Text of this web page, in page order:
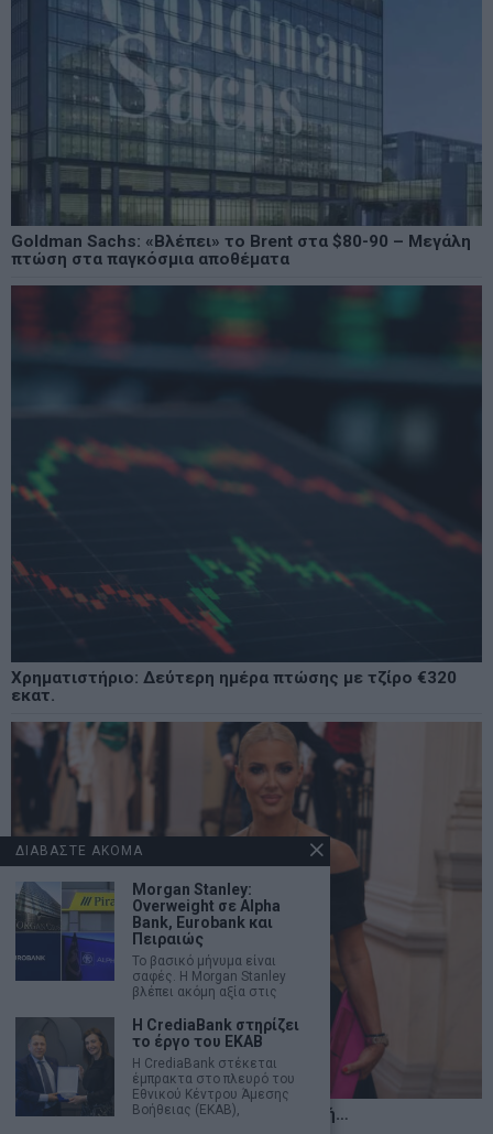
Goldman Sachs: «Βλέπει» το Brent στα $80-90 – Μεγάλη
πτώση στα παγκόσμια αποθέματα
Χρηματιστήριο: Δεύτερη ημέρα πτώσης με τζίρο €320
εκατ.
Η αληθινή παιδεία ξεκινά από την ψυχή…
ΔΙΑΒΑΣΤΕ ΑΚΟΜΑ
Morgan Stanley:
Overweight σε Alpha
Bank, Eurobank και
Πειραιώς
Το βασικό μήνυμα είναι
σαφές. Η Morgan Stanley
βλέπει ακόμη αξία στις
Η CrediaBank στηρίζει
το έργο του ΕΚΑΒ
Η CrediaBank στέκεται
έμπρακτα στο πλευρό του
Εθνικού Κέντρου Άμεσης
Βοήθειας (ΕΚΑΒ),